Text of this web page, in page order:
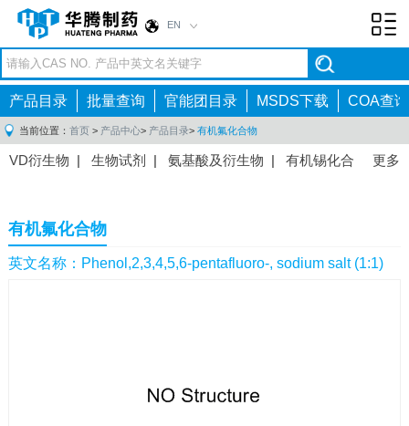
EN
产品目录 批量查询 官能团目录 MSDS下载 COA查询
当前位置： 首页 > 产品中心> 产品目录> 有机氟化合物
更多
VD衍生物 | 生物试剂 | 氨基酸及衍生物 | 有机锡化合
间体|抗高血压药物中间体
感染药物中间体|
体|抗精神病药物中间体 | 抗炎药物中间体
精选原料
有机氟化合物
英文名称：Phenol,2,3,4,5,6-pentafluoro-, sodium salt (1:1)